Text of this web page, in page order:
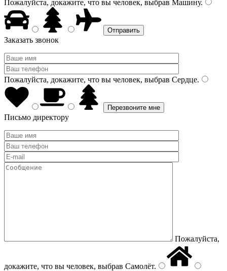
Пожалуйста, докажите, что вы человек, выбрав Машину.
Заказать звонок
Пожалуйста, докажите, что вы человек, выбрав Сердце.
Письмо директору
Пожалуйста,
докажите, что вы человек, выбрав Самолёт.